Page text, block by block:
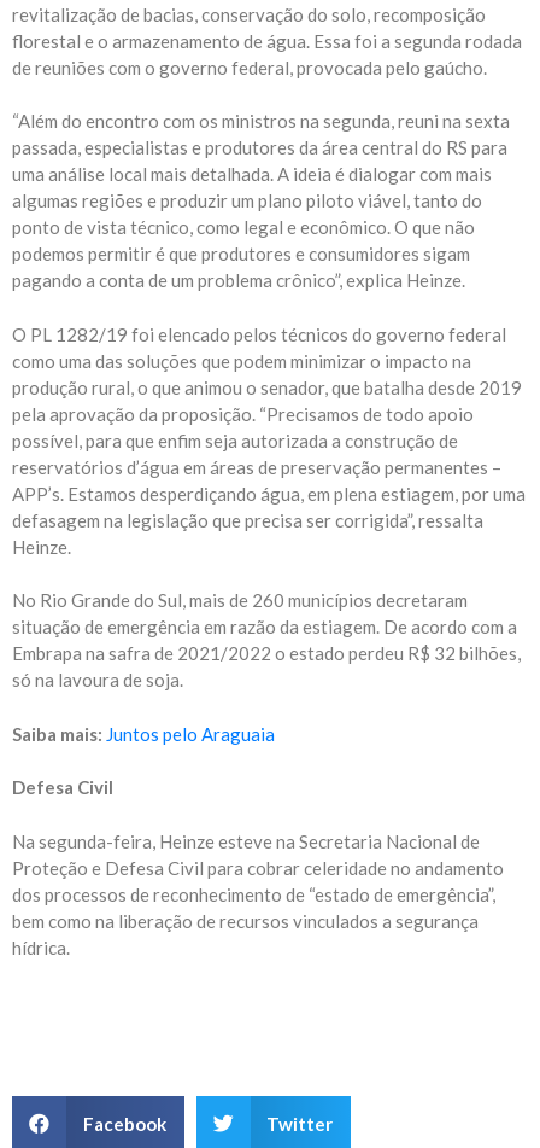
revitalização de bacias, conservação do solo, recomposição
florestal e o armazenamento de água. Essa foi a segunda rodada
de reuniões com o governo federal, provocada pelo gaúcho.
“Além do encontro com os ministros na segunda, reuni na sexta
passada, especialistas e produtores da área central do RS para
uma análise local mais detalhada. A ideia é dialogar com mais
algumas regiões e produzir um plano piloto viável, tanto do
ponto de vista técnico, como legal e econômico. O que não
podemos permitir é que produtores e consumidores sigam
pagando a conta de um problema crônico”, explica Heinze.
O PL 1282/19 foi elencado pelos técnicos do governo federal
como uma das soluções que podem minimizar o impacto na
produção rural, o que animou o senador, que batalha desde 2019
pela aprovação da proposição. “Precisamos de todo apoio
possível, para que enfim seja autorizada a construção de
reservatórios d’água em áreas de preservação permanentes –
APP’s. Estamos desperdiçando água, em plena estiagem, por uma
defasagem na legislação que precisa ser corrigida”, ressalta
Heinze.
No Rio Grande do Sul, mais de 260 municípios decretaram
situação de emergência em razão da estiagem. De acordo com a
Embrapa na safra de 2021/2022 o estado perdeu R$ 32 bilhões,
só na lavoura de soja.
Saiba mais: Juntos pelo Araguaia
Defesa Civil
Na segunda-feira, Heinze esteve na Secretaria Nacional de
Proteção e Defesa Civil para cobrar celeridade no andamento
dos processos de reconhecimento de “estado de emergência”,
bem como na liberação de recursos vinculados a segurança
hídrica.
Facebook Twitter